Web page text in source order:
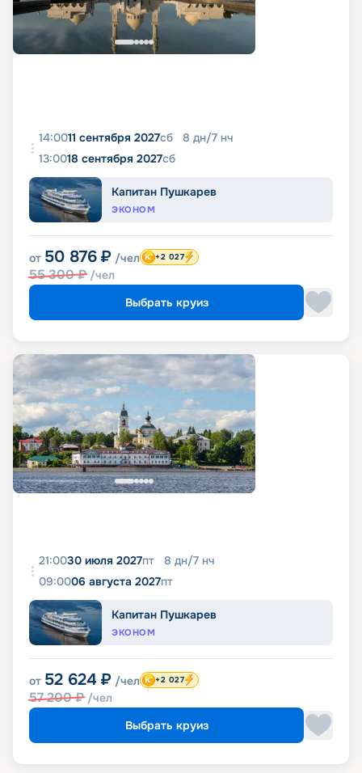
14:0011 сентября 2027сб 8 дн/7 нч
13:0018 сентября 2027сб
Капитан Пушкарев
ЭКОНОМ
от 50 876 ₽ /чел
55 300₽ /чел
+2 027
Выбрать круиз
21:0030 июля 2027пт 8 дн/7 нч
09:0006 августа 2027пт
Капитан Пушкарев
ЭКОНОМ
от 52 624 ₽ /чел
57 200₽ /чел
+2 027
Выбрать круиз